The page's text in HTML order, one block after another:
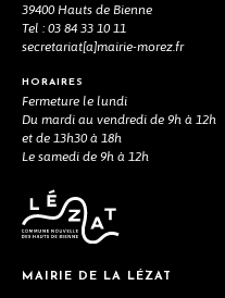
39400 Hauts de Bienne
Tel : 03 84 33 10 11
secretariat[a]mairie-morez.fr
HORAIRES
Fermeture le lundi
Du mardi au vendredi de 9h à 12h
et de 13h30 à 18h
Le samedi de 9h à 12h
MAIRIE DE LA LÉZAT